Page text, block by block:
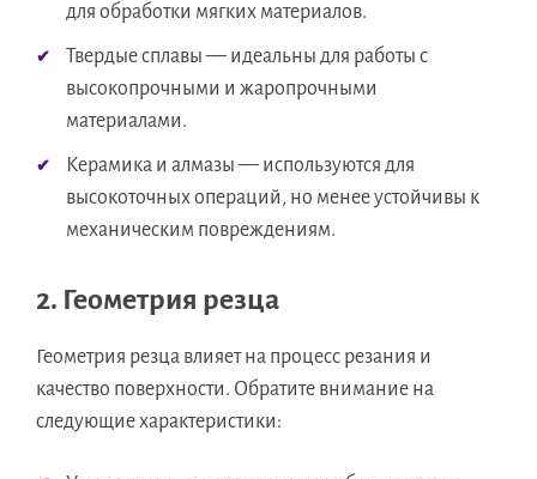
для обработки мягких материалов.
Твердые сплавы — идеальны для работы с
высокопрочными и жаропрочными
материалами.
Керамика и алмазы — используются для
высокоточных операций, но менее устойчивы к
механическим повреждениям.
2. Геометрия резца
Геометрия резца влияет на процесс резания и
качество поверхности. Обратите внимание на
следующие характеристики: